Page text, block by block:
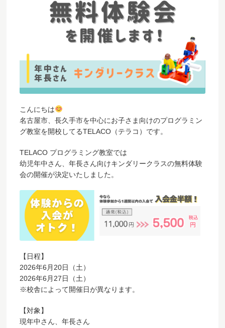
こんにちは
名古屋市、長久手市を中心にお子さま向けのプログラミン
グ教室を開校してるTELACO（テラコ）です。
TELACO プログラミング教室では
幼児年中さん、年長さん向けキンダリークラスの無料体験
会の開催が決定いたしました。
【日程】
2026年6月20日（土）
2026年6月27日（土）
※校舎によって開催日が異なります。
【対象】
現年中さん、年長さん